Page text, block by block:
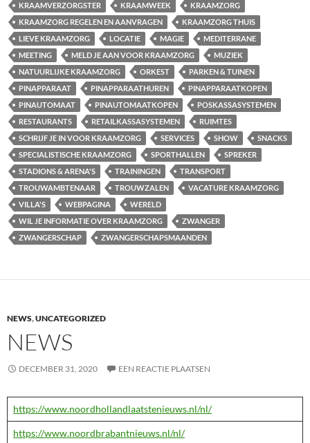
KRAAMVERZORGSTER
KRAAMWEEK
KRAAMZORG
KRAAMZORG REGELEN EN AANVRAGEN
KRAAMZORG THUIS
LIEVE KRAAMZORG
LOCATIE MAGIE
MEDITERRANE
MEETING
MELD JE AAN VOOR KRAAMZORG
MUZIEK
NATUURLIJKE KRAAMZORG
ORKEST
PARKEN & TUINEN
PINAPPARAAT
PINAPPARAATHUREN
PINAPPARAATKOPEN
PINAUTOMAAT
PINAUTOMAATKOPEN
POSKASSASYSTEMEN
RESTAURANTS
RETAILKASSASYSTEMEN
RUIMTES
SCHRIJF JE IN VOOR KRAAMZORG
SERVICES SHOW
SNACKS
SPECIALISTISCHE KRAAMZORG
SPORTHALLEN
SPREKER
STADIONS & ARENA'S
TRAININGEN
TRANSPORT
TROUWAMBTENAAR
TROUWZALEN
VACATURE KRAAMZORG
VILLA'S
WEBPAGINA
WERELD
WIL JE INFORMATIE OVER KRAAMZORG
ZWANGER
ZWANGERSCHAP
ZWANGERSCHAPSMAANDEN
NEWS,UNCATEGORIZED
NEWS
DECEMBER 31, 2020 EEN REACTIE PLAATSEN
https://www.noordhollandlaatstenieuws.nl/nl/
https://www.noordbrabantnieuws.nl/nl/